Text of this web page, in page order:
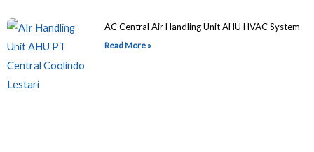
AC Central Air Handling Unit AHU HVAC System
Read More »